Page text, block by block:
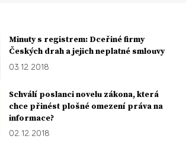
Minuty s registrem: Dceřiné firmy
Českých drah a jejich neplatné smlouvy
03. 12. 2018
Schválí poslanci novelu zákona, která
chce přinést plošné omezení práva na
informace?
02. 12. 2018